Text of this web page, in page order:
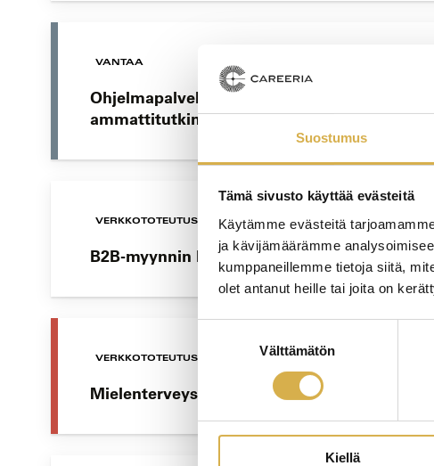
Suostumus
Tämä sivusto käyttää evästeitä
Käytämme evästeitä
ja kävijämäärämme
kumppaneillemme tietoja siitä,
olet antanut heille tai joita on
Välttämätön
Kiellä
VANTAA
Ohjelmapalvelujen toteuttamisen
ammattitutkinto
VERKKOTOTEUTUS
B2B-myynnin koulutus | Liiketoiminnan
VERKKOTOTEUTUS
Mielenterveys- ja päihdetyön